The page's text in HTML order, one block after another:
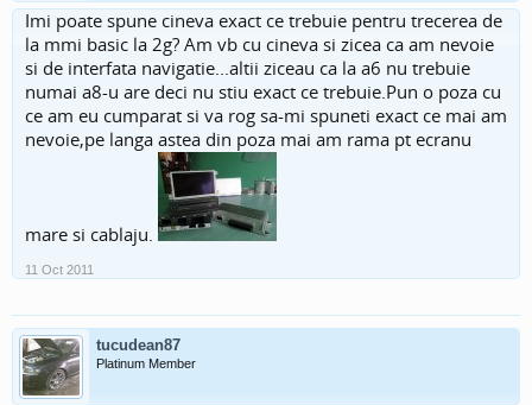
Imi poate spune cineva exact ce trebuie pentru trecerea de
la mmi basic la 2g? Am vb cu cineva si zicea ca am nevoie
si de interfata navigatie...altii ziceau ca la a6 nu trebuie
numai a8-u are deci nu stiu exact ce trebuie.Pun o poza cu
ce am eu cumparat si va rog sa-mi spuneti exact ce mai am
nevoie,pe langa astea din poza mai am rama pt ecranu
mare si cablaju.
11 Oct 2011
tucudean87
Platinum Member